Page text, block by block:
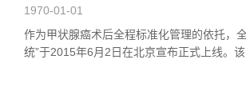
1970-01-01
作为甲状腺癌术后全程标准化管理的依托
统”于2015年6月2日在北京宣布正式上线。